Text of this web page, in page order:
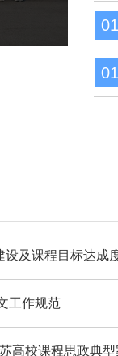
01
01
设及课程目标达成
工作规范
高校课程思政典